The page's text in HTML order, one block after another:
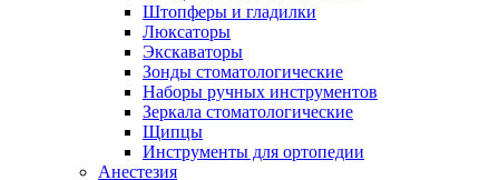
Штопферы и гладилки
Люксаторы
Экскаваторы
Зонды стоматологические
Наборы ручных инструментов
Зеркала стоматологические
Щипцы
Инструменты для ортопедии
Анестезия